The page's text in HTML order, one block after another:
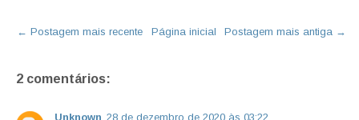
← Postagem mais recente Postagem mais antiga →
Página inicial
2 comentários:
Unknown 28 de dezembro de 2020 às 03:22